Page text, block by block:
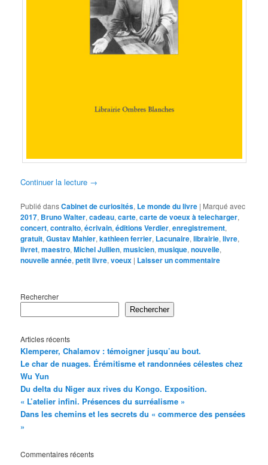
Continuer la lecture →
Publié dansCabinet de curiosités, Le monde du livre | Marqué avec
2017, Bruno Walter,cadeau,carte,carte de voeux à telecharger,
concert,contralto,écrivain,éditions Verdier,enregistrement,
gratuit,Gustav Mahler,kathleen ferrier, Lacunaire,librairie,livre,
livret,maestro,Michel Jullien,musicien,musique,nouvelle,
nouvelle année,petit livre,voeux | Laisser un commentaire
Rechercher
Rechercher
Articles récents
Klemperer, Chalamov : témoigner jusqu’au bout.
Le char de nuages. Érémitisme et randonnées célestes chez
Wu Yun
Du delta du Niger aux rives du Kongo. Exposition.
« L’atelier infini. Présences du surréalisme »
Dans les chemins et les secrets du « commerce des pensées
»
Commentaires récents